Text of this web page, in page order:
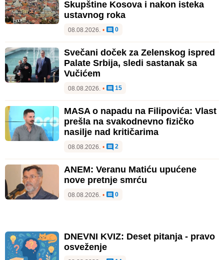
Skupštine Kosova i nakon isteka
ustavnog roka
08.08.2026. • 0
Svečani doček za Zelenskog ispred
Palate Srbija, sledi sastanak sa
Vučićem
08.08.2026. • 15
MASA o napadu na Filipovića: Vlast
prešla na svakodnevno fizičko
nasilje nad kritičarima
08.08.2026. • 2
ANEM: Veranu Matiću upućene
nove pretnje smrću
08.08.2026. • 0
DNEVNI KVIZ: Deset pitanja - pravo
osveženje